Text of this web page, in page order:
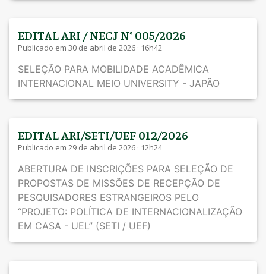
EDITAL ARI / NECJ N° 005/2026
Publicado em 30 de abril de 2026 · 16h42
SELEÇÃO PARA MOBILIDADE ACADÊMICA
INTERNACIONAL MEIO UNIVERSITY - JAPÃO
EDITAL ARI/SETI/UEF 012/2026
Publicado em 29 de abril de 2026 · 12h24
ABERTURA DE INSCRIÇÕES PARA SELEÇÃO DE
PROPOSTAS DE MISSÕES DE RECEPÇÃO DE
PESQUISADORES ESTRANGEIROS PELO
“PROJETO: POLÍTICA DE INTERNACIONALIZAÇÃO
EM CASA - UEL” (SETI / UEF)